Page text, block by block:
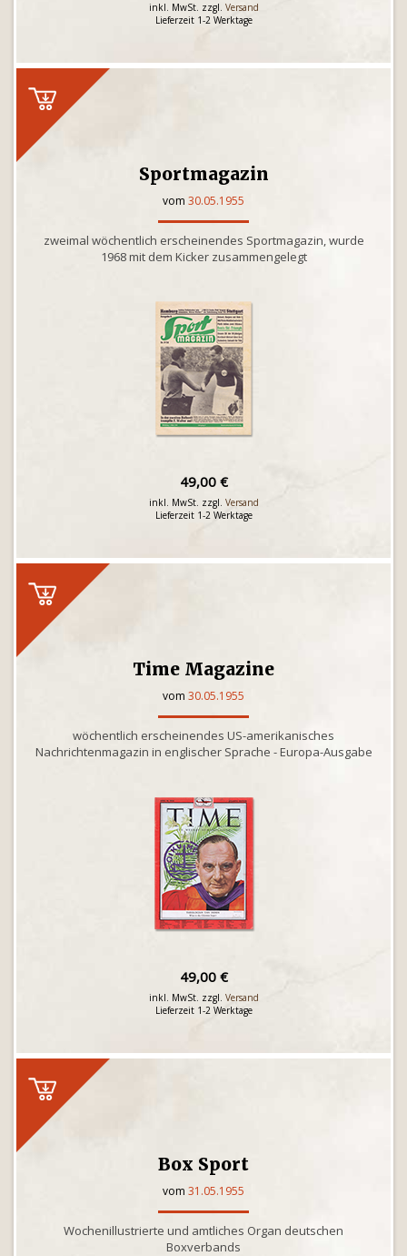
inkl. MwSt. zzgl. Versand
Lieferzeit 1-2 Werktage
Sportmagazin
vom 30.05.1955
zweimal wöchentlich erscheinendes Sportmagazin, wurde
1968 mit dem Kicker zusammengelegt
49,00 €
inkl. MwSt. zzgl. Versand
Lieferzeit 1-2 Werktage
Time Magazine
vom 30.05.1955
wöchentlich erscheinendes US-amerikanisches
Nachrichtenmagazin in englischer Sprache - Europa-Ausgabe
49,00 €
inkl. MwSt. zzgl. Versand
Lieferzeit 1-2 Werktage
Box Sport
vom 31.05.1955
Wochenillustrierte und amtliches Organ deutschen
Boxverbands